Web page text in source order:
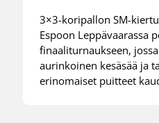
3×3-koripallon SM-
Espoon Leppävaarassa
finaaliturnaukseen,
aurinkoinen kesäsää ja
erinomaiset puitteet